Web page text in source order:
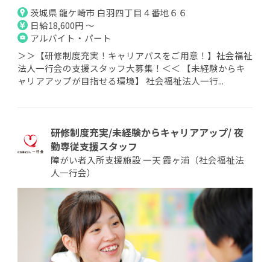
茨城県 龍ケ崎市 白羽四丁目４番地６６
日給18,600円 ～
アルバイト・パート
＞＞【研修制度充実！キャリアパスをご用意！】社会福祉
法人一行会の支援スタッフ大募集！＜＜ 【未経験からキ
ャリアアップが目指せる環境】 社会福祉法人一行...
研修制度充実/未経験からキャリアアップ/ 夜
勤専従支援スタッフ
障がい者入所支援施設 一天 霞ヶ浦（社会福祉法
人一行会）